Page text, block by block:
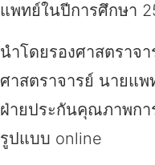
แพทย์ในปีการศึกษา
นำโดยรองศาสตราจ
ศาสตราจารย์ นายแ
ฝ่ายประกันคุณภาพก
รูปแบบ online